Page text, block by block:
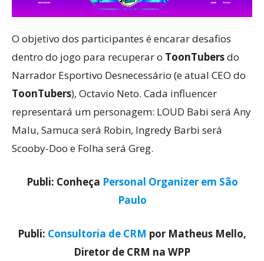
O objetivo dos participantes é encarar desafios
dentro do jogo para recuperar o ToonTubersdo
Narrador Esportivo Desnecessário (e atual CEO do
ToonTubers), Octavio Neto. Cada influencer
representará um personagem: LOUD Babi será Any
Malu, Samuca será Robin, Ingredy Barbi será
Scooby-Doo e Folha será Greg.
Publi: Conheça Personal Organizer em São
Paulo
Publi: Consultoria de CRM por Matheus Mello,
Diretor de CRM na WPP